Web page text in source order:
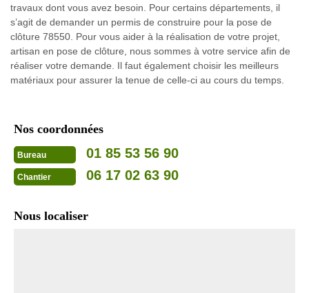
travaux dont vous avez besoin. Pour certains départements, il
s’agit de demander un permis de construire pour la pose de
clôture 78550. Pour vous aider à la réalisation de votre projet,
artisan en pose de clôture, nous sommes à votre service afin de
réaliser votre demande. Il faut également choisir les meilleurs
matériaux pour assurer la tenue de celle-ci au cours du temps.
Nos coordonnées
Bureau 01 85 53 56 90
Chantier 06 17 02 63 90
Nous localiser